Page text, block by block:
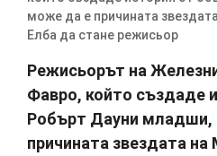
Режисьорът на
Фавро, който създаде
Робърт Дауни
причината звездата